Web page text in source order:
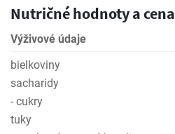
Nutričné hodnoty a cena
Výživové údaje
bielkoviny
sacharidy
- cukry
tuky